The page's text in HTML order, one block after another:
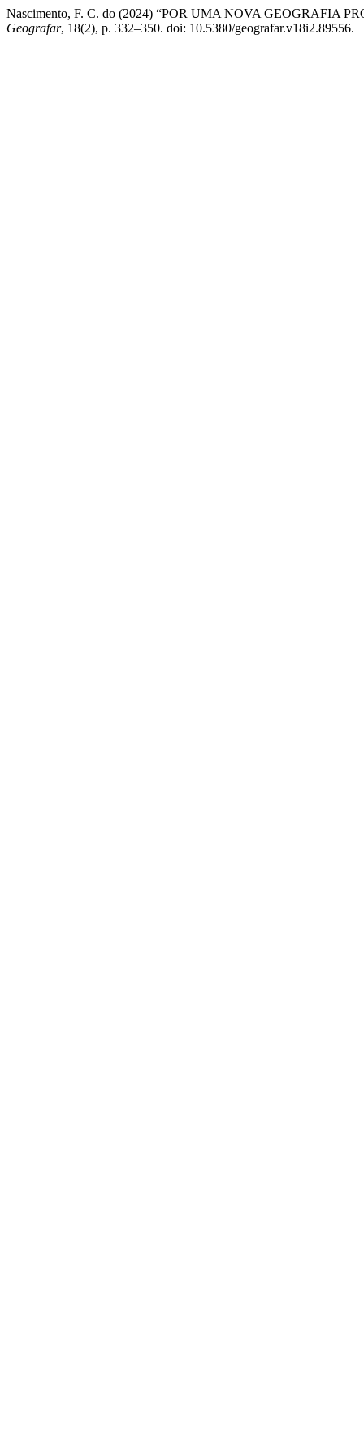
Nascimento, F. C. do (2024) “POR UMA NOVA GEOGRAFIA
Geografar, 18(2), p. 332–350. doi: 10.5380/geografar.v18i2.89556.